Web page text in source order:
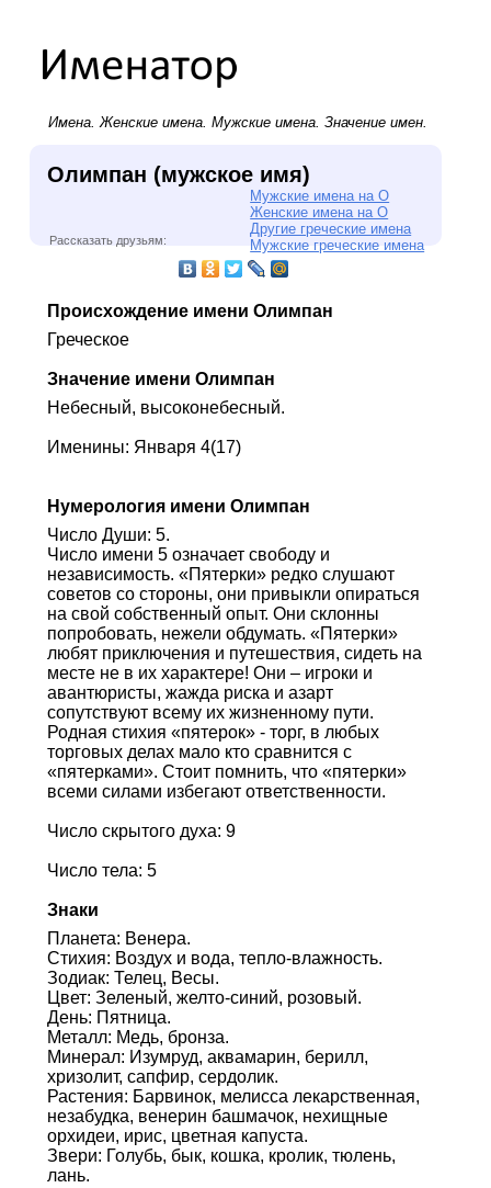
Имена.Женские имена. Мужские имена. Значение имен.
Олимпан (мужское имя)
Мужские имена на О
Женские имена на О
Другие греческие имена
Мужские греческие имена
Рассказать друзьям:
Происхождение имени Олимпан
Греческое
Значение имени Олимпан
Небесный, высоконебесный.
Именины: Января 4(17)
Нумерология имени Олимпан
Число Души: 5.
Число имени 5 означает свободу и
независимость. «Пятерки» редко слушают
советов со стороны, они привыкли опираться
на свой собственный опыт. Они склонны
попробовать, нежели обдумать. «Пятерки»
любят приключения и путешествия, сидеть на
месте не в их характере! Они – игроки и
авантюристы, жажда риска и азарт
сопутствуют всему их жизненному пути.
Родная стихия «пятерок» - торг, в любых
торговых делах мало кто сравнится с
«пятерками». Стоит помнить, что «пятерки»
всеми силами избегают ответственности.
Число скрытого духа: 9
Число тела: 5
Знаки
Планета: Венера.
Стихия: Воздух и вода, тепло-влажность.
Зодиак: Телец, Весы.
Цвет: Зеленый, желто-синий, розовый.
День: Пятница.
Металл: Медь, бронза.
Минерал: Изумруд, аквамарин, берилл,
хризолит, сапфир, сердолик.
Растения: Барвинок, мелисса лекарственная,
незабудка, венерин башмачок, нехищные
орхидеи, ирис, цветная капуста.
Звери: Голубь, бык, кошка, кролик, тюлень,
лань.